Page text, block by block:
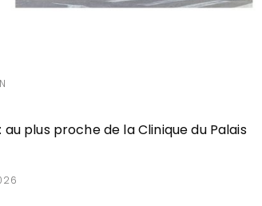
au plus proche de la Clinique du Palais